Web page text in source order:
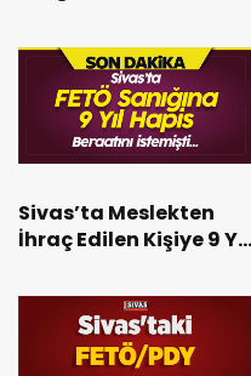
Çarptırıldı
Sivas’ta Meslekten
İhraç Edilen Kişiye 9 Yıl